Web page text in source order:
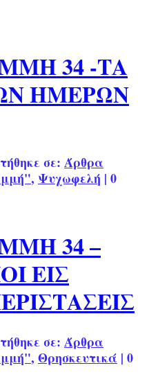
34 -ΤΑ
ΗΜΕΡΩΝ
σε: Άρθρα
, Ψυχωφελή | 0
34 –
ΕΙΣ
σε: Άρθρα
, Θρησκευτικά | 0